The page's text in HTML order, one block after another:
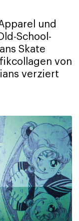
und
School-
Skate
von
verziert